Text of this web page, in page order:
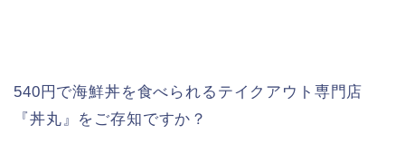
540円で海鮮丼を食べられるテイクアウト専門店
『丼丸』をご存知ですか？